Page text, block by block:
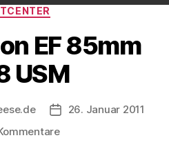
Kategorien
EF 85mm
USM
Beitragsdatum
26. Januar 2011
zu